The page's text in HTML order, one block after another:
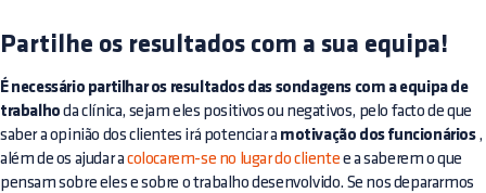
Partilhe os resultados com a sua equipa!
É necessário partilhar os resultados das sondagens com a equipa de
trabalho da clínica, sejam eles positivos ou negativos, pelo facto de que
saber a opinião dos clientes irá potenciar a motivação dos funcionários,
além de os ajudar a colocarem-se no lugar do cliente e a saberem o que
pensam sobre eles e sobre o trabalho desenvolvido. Se nos depararmos